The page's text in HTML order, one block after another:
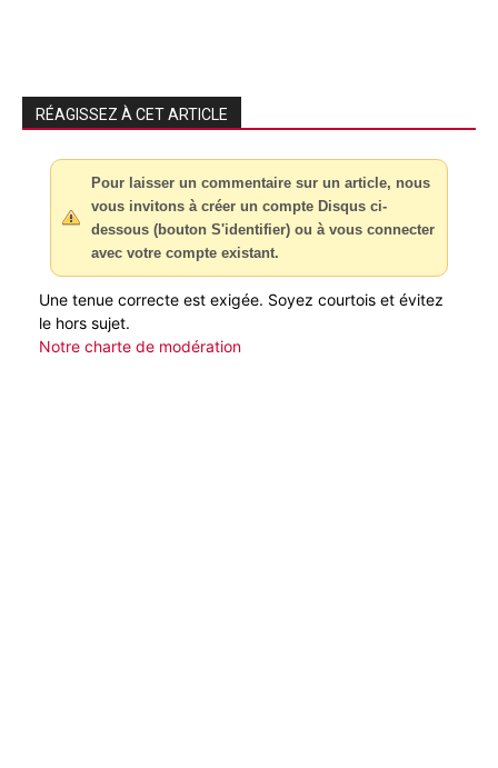
RÉAGISSEZ À CET ARTICLE
Pour laisser un commentaire sur un article, nous
vous invitons à créer un compte Disqus ci-
dessous (bouton S'identifier) ou à vous connecter
avec votre compte existant.
Une tenue correcte est exigée. Soyez courtois et évitez
le hors sujet.
Notre charte de modération